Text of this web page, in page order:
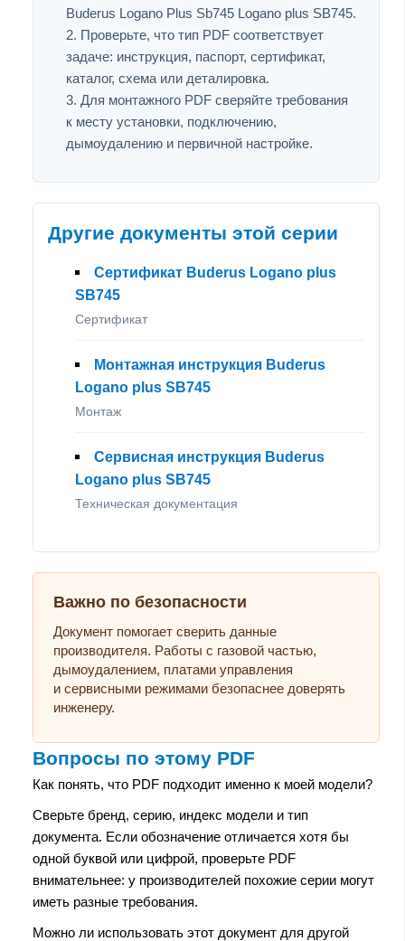
Buderus Logano Plus Sb745 Logano plus SB745.
Проверьте, что тип PDF соответствует
задаче: инструкция, паспорт, сертификат,
каталог, схема или деталировка.
Для монтажного PDF сверяйте требования
к месту установки, подключению,
дымоудалению и первичной настройке.
Другие документы этой серии
Сертификат Buderus Logano plus
SB745
Сертификат
Монтажная инструкция Buderus
Logano plus SB745
Монтаж
Сервисная инструкция Buderus
Logano plus SB745
Техническая документация
Важно по безопасности
Документ помогает сверить данные
производителя. Работы с газовой частью,
дымоудалением, платами управления
и сервисными режимами безопаснее доверять
инженеру.
Вопросы по этому PDF
Как понять, что PDF подходит именно к моей модели?
Сверьте бренд, серию, индекс модели и тип
документа. Если обозначение отличается хотя бы
одной буквой или цифрой, проверьте PDF
внимательнее: у производителей похожие серии могут
иметь разные требования.
Можно ли использовать этот документ для другой